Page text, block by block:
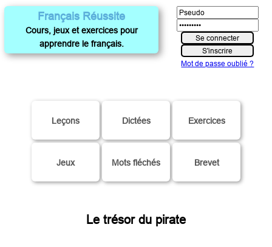
Français Réussite
Cours, jeux et exercices pour
apprendre le français.
Mot de passe oublié ?
Leçons Dictées Exercices
Jeux Mots fléchés Brevet
Le trésor du pirate